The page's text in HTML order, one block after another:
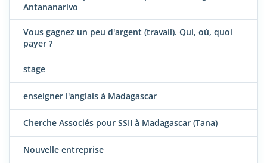
Antananarivo
Vous gagnez un peu d'argent (travail). Qui, où, quoi
payer ?
stage
enseigner l'anglais à Madagascar
Cherche Associés pour SSII à Madagascar (Tana)
Nouvelle entreprise